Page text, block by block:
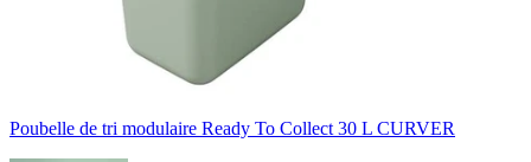
Poubelle de tri modulaire Ready To Collect 30 L CURVER